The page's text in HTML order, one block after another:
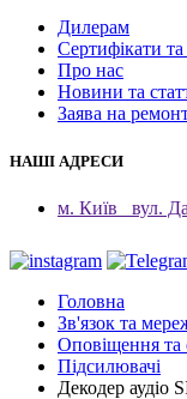
Дилерам
Сертифікати
Про нас
Новини та
Заява на
НАШІ АДРЕСИ
м. Київ вул.
Головна
Зв'язок та
Оповіщення та
Підсилювачі
Декодер аудіо